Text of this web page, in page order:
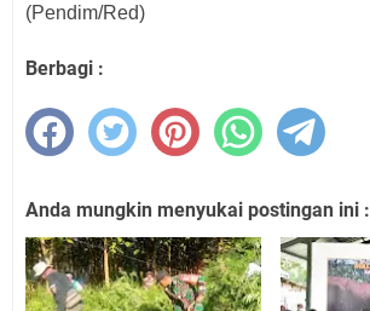
(Pendim/Red)
Berbagi :
Anda mungkin menyukai postingan ini :